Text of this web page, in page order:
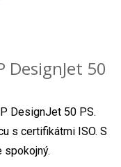
DesignJet 50
DesignJet 50 PS.
s certifikátmi ISO. S
spokojný.